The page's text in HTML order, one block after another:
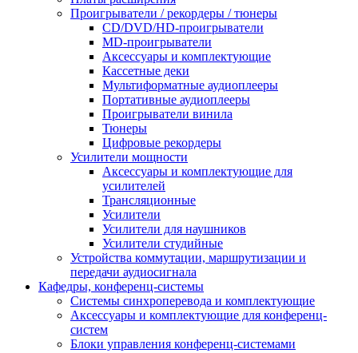
Проигрыватели / рекордеры / тюнеры
CD/DVD/HD-проигрыватели
MD-проигрыватели
Аксессуары и комплектующие
Кассетные деки
Мультиформатные аудиоплееры
Портативные аудиоплееры
Проигрыватели винила
Тюнеры
Цифровые рекордеры
Усилители мощности
Аксессуары и комплектующие для
усилителей
Трансляционные
Усилители
Усилители для наушников
Усилители студийные
Устройства коммутации, маршрутизации и
передачи аудиосигнала
Кафедры, конференц-системы
Cистемы синхроперевода и комплектующие
Аксессуары и комплектующие для конференц-
систем
Блоки управления конференц-системами